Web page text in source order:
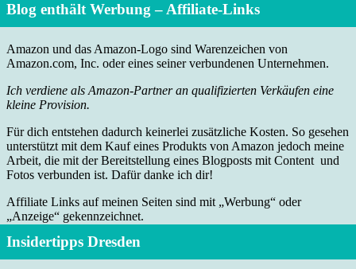
Blog enthält Werbung – Affiliate-Links
Amazon und das Amazon-Logo sind Warenzeichen von
Amazon.com, Inc. oder eines seiner verbundenen Unternehmen.
Ich verdiene als Amazon-Partner an qualifizierten Verkäufen eine
kleine Provision.
Für dich entstehen dadurch keinerlei zusätzliche Kosten. So gesehen
unterstützt mit dem Kauf eines Produkts von Amazon jedoch meine
Arbeit, die mit der Bereitstellung eines Blogposts mit Content und
Fotos verbunden ist. Dafür danke ich dir!
Affiliate Links auf meinen Seiten sind mit „Werbung“ oder
„Anzeige“ gekennzeichnet.
Insidertipps Dresden